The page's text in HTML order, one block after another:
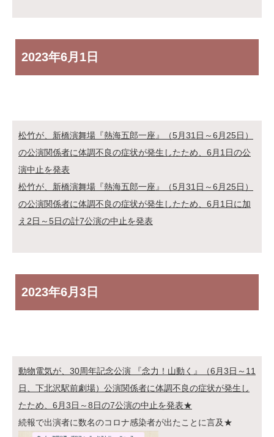
2023年6月1日
松竹が、新橋演舞場『熱海五郎一座』（5月31日～6月25日）
の公演関係者に体調不良の症状が発生したため、6月1日の公
演中止を発表
松竹が、新橋演舞場『熱海五郎一座』（5月31日～6月25日）
の公演関係者に体調不良の症状が発生したため、6月1日に加
え2日～5日の計7公演の中止を発表
2023年6月3日
動物電気が、30周年記念公演 『念力！山動く』（6月3日～11
日、下北沢駅前劇場）公演関係者に体調不良の症状が発生し
たため、6月3日～8日の7公演の中止を発表★
続報で出演者に数名のコロナ感染者が出たことに言及★